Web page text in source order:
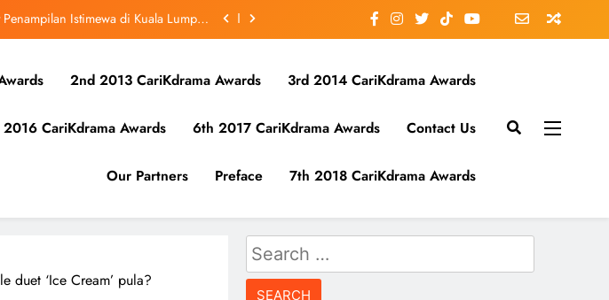
Sehala’ Satukan Empat Negara Asia
Istimewa di Kuala Lumpur
Sehala’ Satukan Empat Negara Asia
2nd 2013 CariKdrama Awards 3rd 2014 CariKdrama Awards
CariKdrama Awards 6th 2017 CariKdrama Awards Contact Us
Our Partners Preface 7th 2018 CariKdrama Awards
duet ‘Ice Cream’ pula?
Search
for: